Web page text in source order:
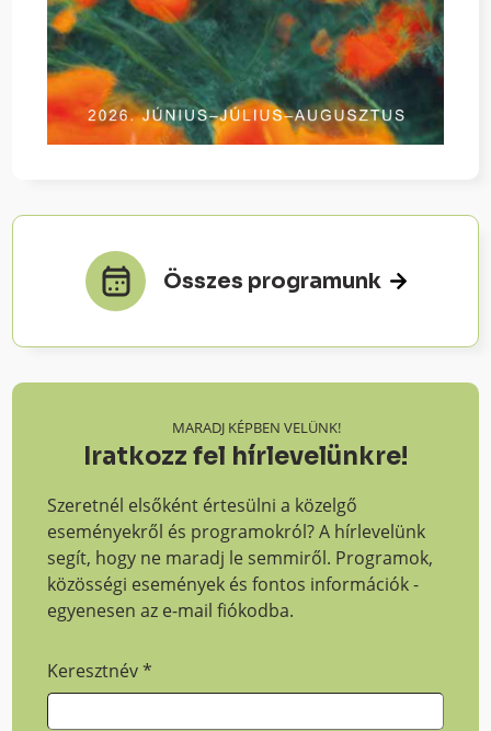
Összes programunk
MARADJ KÉPBEN VELÜNK!
Iratkozz fel hírlevelünkre!
Szeretnél elsőként értesülni a közelgő
eseményekről és programokról? A hírlevelünk
segít, hogy ne maradj le semmiről. Programok,
közösségi események és fontos információk -
egyenesen az e-mail fiókodba.
Keresztnév*